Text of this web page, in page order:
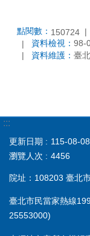
點閱數： 150724
資料檢視： 98-
資料維護： 臺
:::
更新日期
115-08-08
瀏覽人次
4456
院址：108203 臺北
臺北市民當家熱線
25553000)